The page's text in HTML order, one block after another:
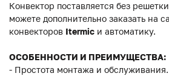
Конвектор поставляется без
можете дополнительно заказать на
конвекторов Itermic и автоматику.
ОСОБЕННОСТИ И ПРЕИМУЩЕСТВА:
- Простота монтажа и обслуживания.